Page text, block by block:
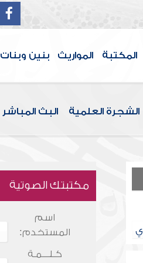
المكتبة المواريث بنين وبنات
الشجرة العلمية البث المباشر
ي
مكتبتك الصوتية
اسم
المستخدم:
كـلـــمـة